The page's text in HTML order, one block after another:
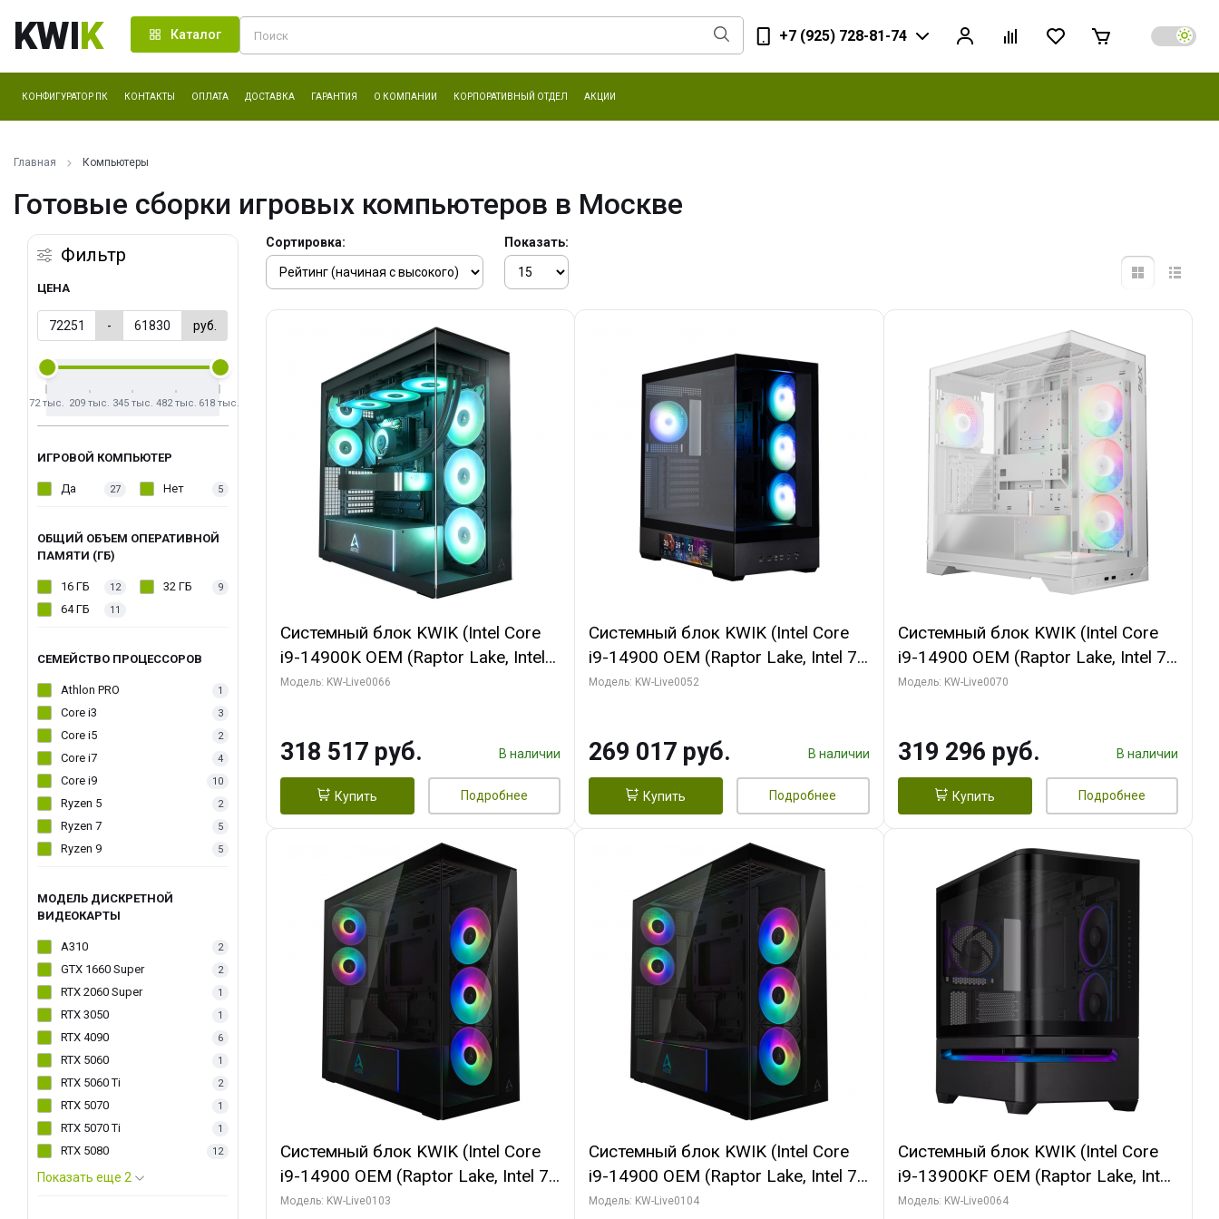
KWIK Каталог +7 (925) 728-81-74
КОНФИГУРАТОР ПК КОНТАКТЫ ОПЛАТА ДОСТАВКА ГАРАНТИЯ О КОМПАНИИ КОРПОРАТИВНЫЙ ОТДЕЛ АКЦИИ
Главная Компьютеры
Готовые сборки игровых компьютеров в Москве
Фильтр
ЦЕНА
- руб.
72 тыс. 209 тыс. 345 тыс. 482 тыс. 618 тыс.
ИГРОВОЙ КОМПЬЮТЕР
Да 27 Нет 5
ОБЩИЙ ОБЪЕМ ОПЕРАТИВНОЙ
ПАМЯТИ (ГБ)
16 ГБ 12 32 ГБ 9
64 ГБ 11
СЕМЕЙСТВО ПРОЦЕССОРОВ
Athlon PRO 1
Core i3 3
Core i5 2
Core i7 4
Core i9 10
Ryzen 5 2
Ryzen 7 5
Ryzen 9 5
МОДЕЛЬ ДИСКРЕТНОЙ
ВИДЕОКАРТЫ
A310 2
GTX 1660 Super 2
RTX 2060 Super 1
RTX 3050 1
RTX 4090 6
RTX 5060 1
RTX 5060 Ti 2
RTX 5070 1
RTX 5070 Ti 1
RTX 5080 12
Показать еще 2
Сортировка: Показать:
Системный блок KWIK (Intel Core
i9-14900K OEM (Raptor Lake, Intel
7, C24 16EC/8PC/ 64 ГБ ОЗУ (2
GDDR7 256bit/ 1 ТБ SSD)
Модель: KW-Live0066
318 517 руб. В наличии
Купить Подробнее
Системный блок KWIK (Intel Core
i9-14900 OEM (Raptor Lake, Intel 7,
C24 16EC/8PC// 64 ГБ ОЗУ (2
256bit 3xDP HD/ 512 ГБ SSD)
Модель: KW-Live0052
269 017 руб. В наличии
Купить Подробнее
Системный блок KWIK (Intel Core
i9-14900 OEM (Raptor Lake, Intel 7,
C24 16EC/8PC// 64 ГБ ОЗУ (2
GDDR7 256bit/ 960 ГБ SSD)
Модель: KW-Live0070
319 296 руб. В наличии
Купить Подробнее
Системный блок KWIK (Intel Core
i9-14900 OEM (Raptor Lake, Intel 7,
C24 16EC/8PC// 64 ГБ ОЗУ (2
Модель: KW-Live0103
Системный блок KWIK (Intel Core
i9-14900 OEM (Raptor Lake, Intel 7,
C24 16EC/8PC// 64 ГБ ОЗУ (2
Модель: KW-Live0104
Системный блок KWIK (Intel Core
i9-13900KF OEM (Raptor Lake, Intel
7, C24 16EC/8P/ 64 ГБ ОЗУ (2
Модель: KW-Live0064